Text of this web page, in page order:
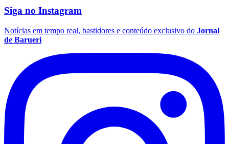
Siga no Instagram
Notícias em tempo real, bastidores e conteúdo exclusivo do Jornal
de Barueri